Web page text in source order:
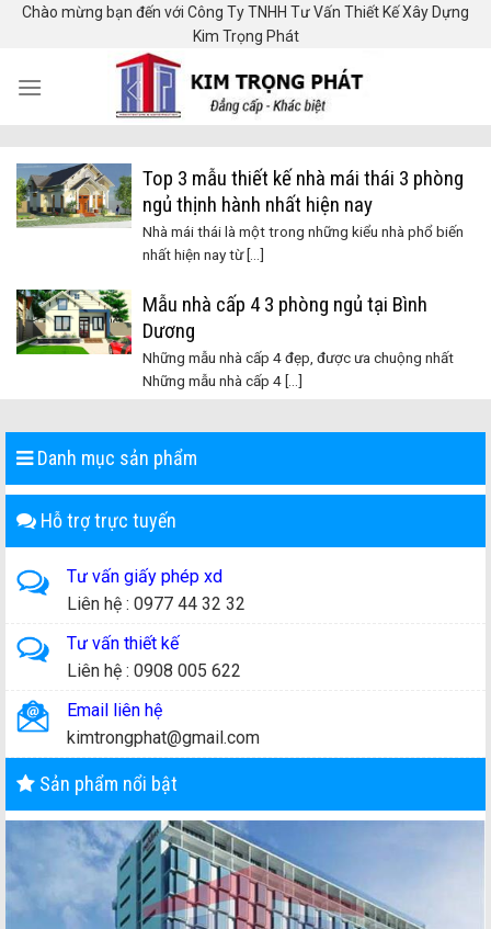
SkipChào mừng bạn đến với Công Ty TNHH Tư Vấn Thiết Kế Xây Dựng
Kim Trọng Phát
Danh mục sản phẩm
Hỗ trợ trực tuyến
Tư vấn giấy phép xd
Liên hệ : 0977 44 32 32
Tư vấn thiết kế
Liên hệ : 0908 005 622
Email liên hệ
kimtrongphat@gmail.com
Sản phẩm nổi bật
Top 3 mẫu thiết kế nhà mái thái 3 phòng
ngủ thịnh hành nhất hiện nay
Nhà mái thái là một trong những kiểu nhà phổ biến
nhất hiện nay từ [...]
Mẫu nhà cấp 4 3 phòng ngủ tại Bình
Dương
Những mẫu nhà cấp 4 đẹp, được ưa chuộng nhất
Những mẫu nhà cấp 4 [...]